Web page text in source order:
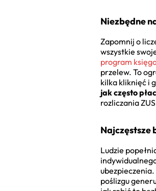
Niezbędne
Zapomnij o
wszystkie
program
przelew. To
kilka kliknięć i
jak często
rozliczania
Najczęstsze
Ludzie
poślizgu